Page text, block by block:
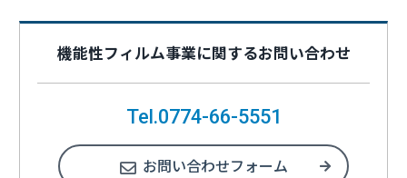
機能性フィルム事業に関するお問い合わせ
Tel.0774-66-5551
お問い合わせフォーム